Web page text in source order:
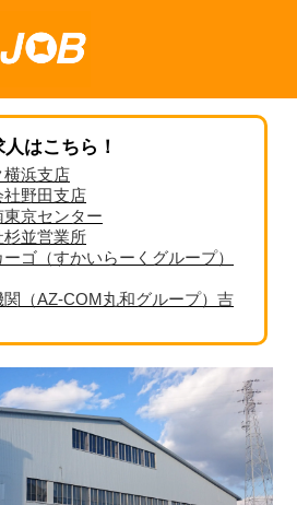
はこちら！
横浜支店
社野田支店
京センター
杉並営業所
ゴ（すかいらーくグループ）
（AZ-COM丸和グループ）吉